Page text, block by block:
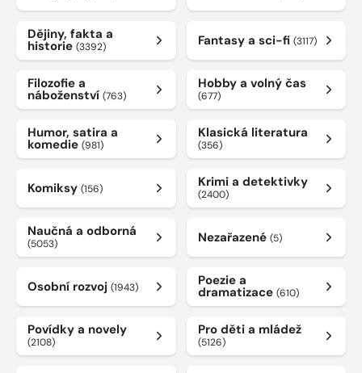
Dějiny, fakta a
historie (3392) Fantasy a sci-fi (3117)
Filozofie a
náboženství (763)
Hobby a volný čas
(677)
Humor, satira a
komedie (981)
Klasická literatura
(356)
Komiksy (156) Krimi a detektivky
(2400)
Naučná a odborná
(5053) Nezařazené (5)
Osobní rozvoj (1943) Poezie a
dramatizace (610)
Povídky a novely
(2108)
Pro děti a mládež
(5126)